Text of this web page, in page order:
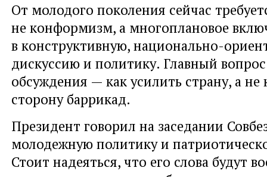
От молодого поколения сейчас
не конформизм, а многоплановое
в конструктивную, национально-
дискуссию и политику. Главный
обсуждения — как усилить страну, а не
сторону баррикад.
Президент говорил на заседании
молодежную политику и
Стоит надеяться, что его слова будут